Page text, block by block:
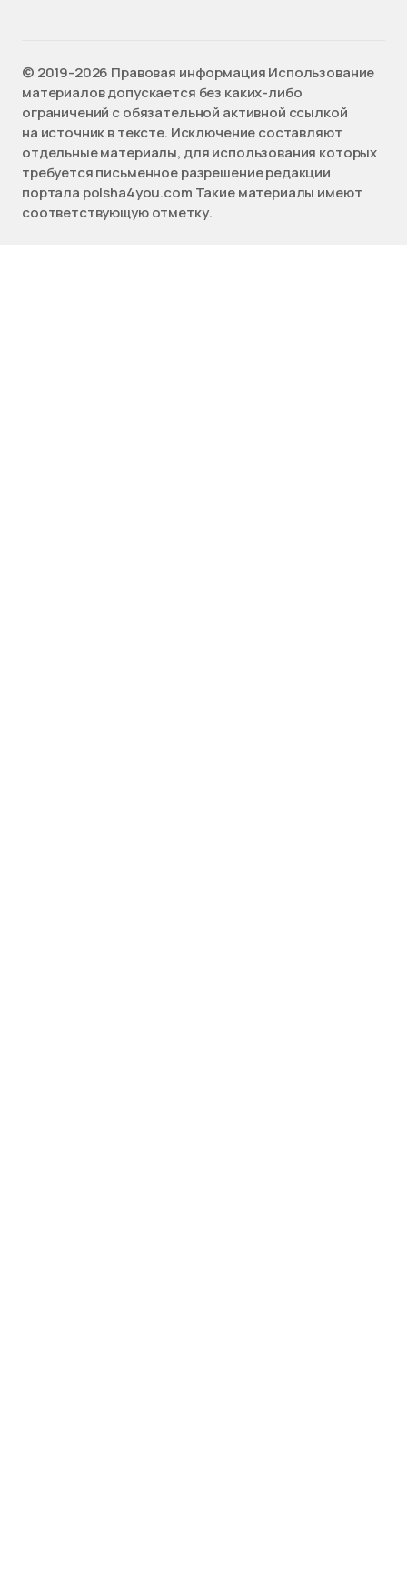
©️ 2019-2026 Правовая информация Использование
материалов допускается без каких-либо
ограничений с обязательной активной ссылкой
на источник в тексте. Исключение составляют
отдельные материалы, для использования которых
требуется письменное разрешение редакции
портала polsha4you.com Такие материалы имеют
соответствующую отметку.